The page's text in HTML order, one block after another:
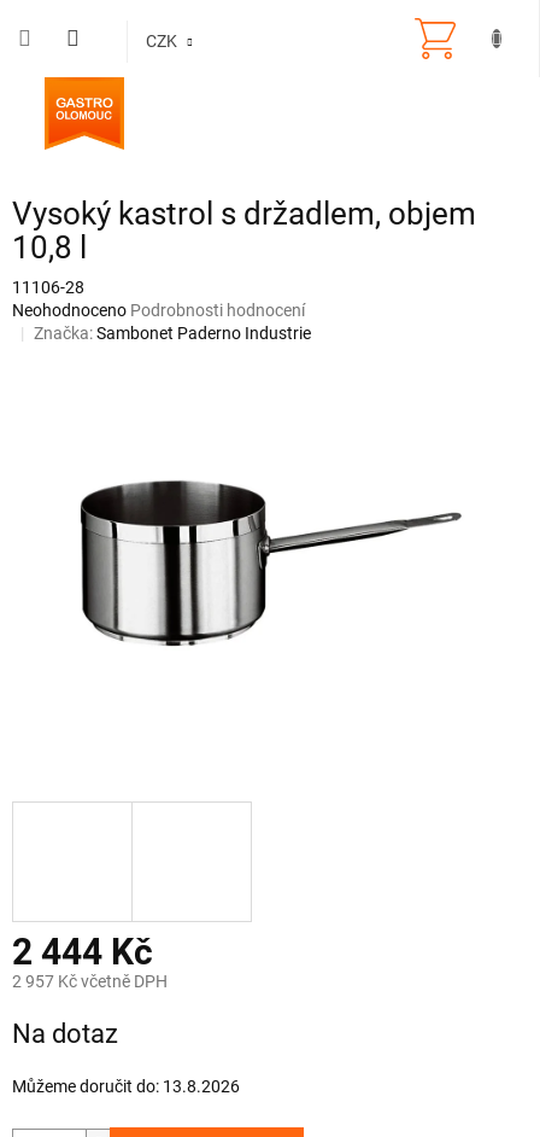
CZK
Vysoký kastrol s držadlem, objem
10,8 l
11106-28
Průměrné
hodnocení
Neohodnoceno Podrobnosti hodnocení
Značka:Sambonet Paderno Industrie
2 444 Kč
2 957 Kč včetně DPH
cena:
Na dotaz
Můžeme doručit do: 13.8.2026